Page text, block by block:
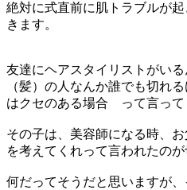
絶対に式直前に肌トラブルが
きます。
友達にヘアスタイリストがい
（髪）の人なんか誰でも切れ
はクセのある場合 って言って
その子は、美容師になる時、
を考えてくれって言われたの
何だってそうだと思いますが